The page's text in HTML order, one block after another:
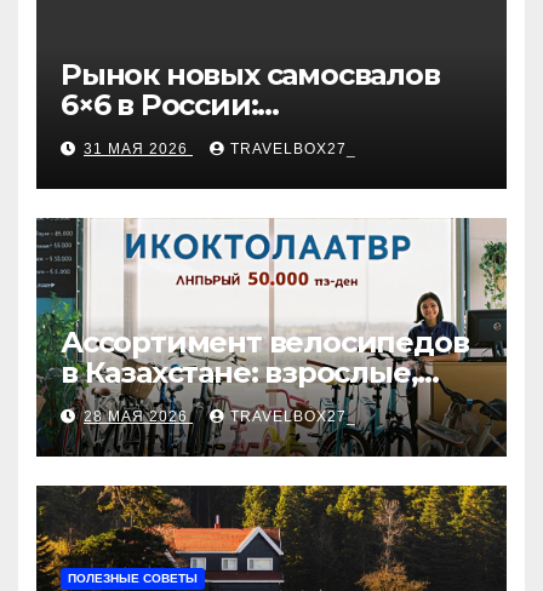
Рынок новых самосвалов
6×6 в России:
характеристики и цены
31 МАЯ 2026 TRAVELBOX27_
Ассортимент велосипедов
в Казахстане: взрослые,
детские и городские
модели, ценовые
категории и варианты
рассрочки
28 МАЯ 2026 TRAVELBOX27_
ПОЛЕЗНЫЕ СОВЕТЫ